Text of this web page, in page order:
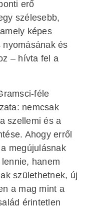
erő
szélesebb,
képes
és
– hívta fel a
féle
nemcsak
szellemi és a
Ahogy erről
megújulásnak
hanem
születhetnek, új
a mag mint a
érintetlen